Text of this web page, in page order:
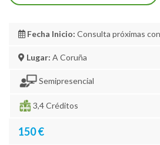
Fecha Inicio: Consulta próximas
Lugar: A Coruña
Semipresencial
3,4 Créditos
150 €